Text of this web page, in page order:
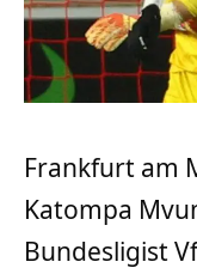
Frankfurt am
Katompa
Bundesligist